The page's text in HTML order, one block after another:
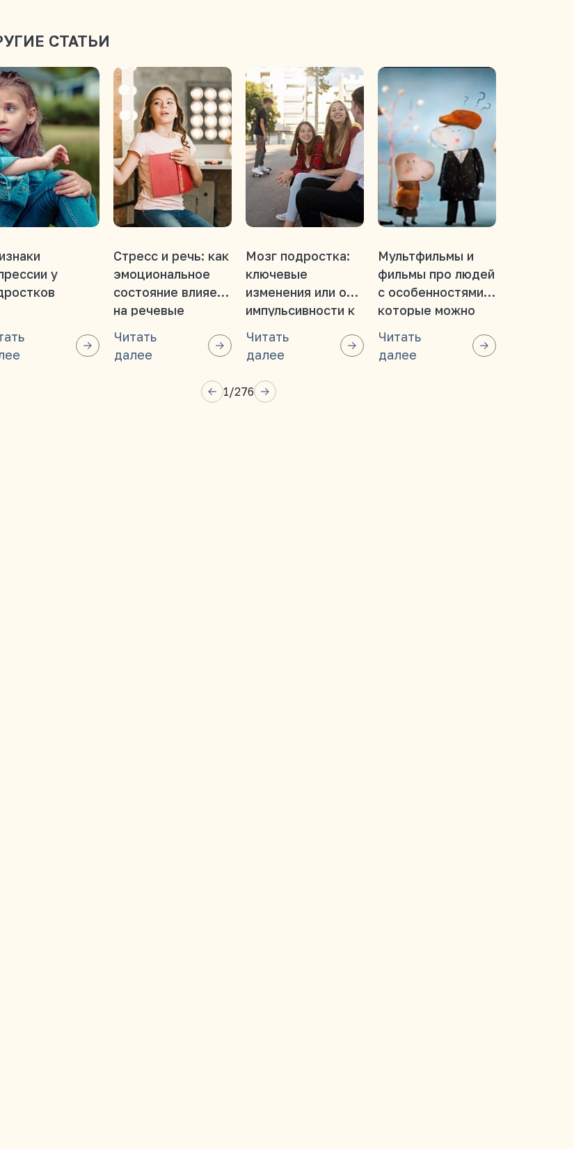
СТАТЬИ
у
Стресс и речь: как
эмоциональное
состояние влияет
на речевые
Читать
далее
Мозг подростка:
ключевые
изменения или от
импульсивности к
Читать
далее
Мультфильмы и
фильмы про людей
с особенностями,
которые можно
семьей
Читать
далее
1/276